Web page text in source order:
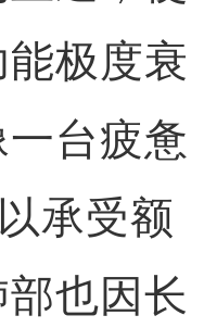
极度衰
台疲惫
承受额
也因长